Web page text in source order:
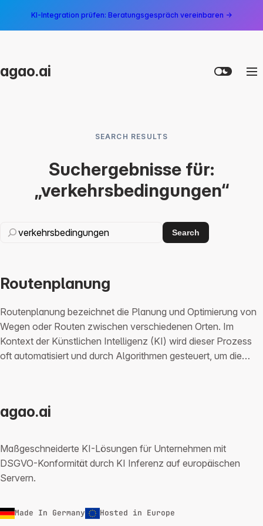
KI-Integration prüfen: Beratungsgespräch vereinbaren →
agao.ai
SEARCH RESULTS
Suchergebnisse für:
„verkehrsbedingungen“
Search
Routenplanung
Routenplanung bezeichnet die Planung und Optimierung von
Wegen oder Routen zwischen verschiedenen Orten. Im
Kontext der Künstlichen Intelligenz (KI) wird dieser Prozess
oft automatisiert und durch Algorithmen gesteuert, um die…
agao.ai
Maßgeschneiderte KI-Lösungen für Unternehmen mit
DSGVO-Konformität durch KI Inferenz auf europäischen
Servern.
Made In Germany Hosted in Europe